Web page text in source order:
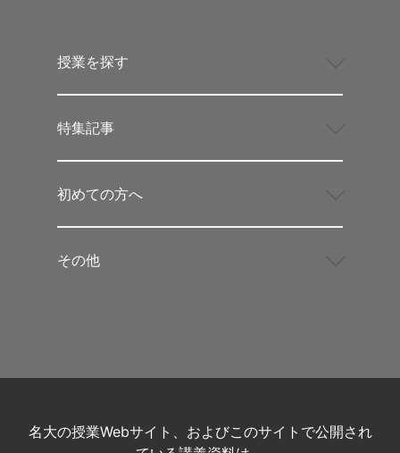
授業を探す
特集記事
初めての方へ
その他
名大の授業Webサイト、およびこのサイトで公開され